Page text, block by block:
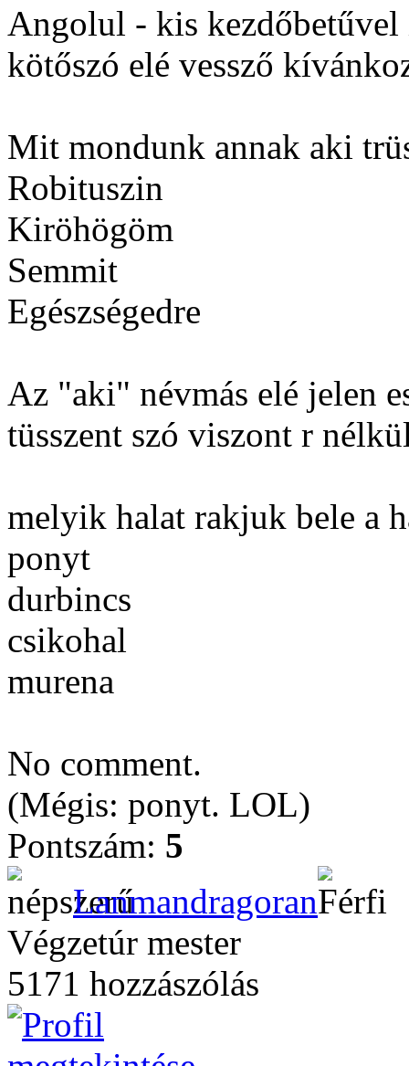
Angolul - kis
kötőszó elé vessző
Mit mondunk annak aki
Robituszin
Kiröhögöm
Semmit
Egészségedre
Az "aki" névmás elé jelen
tüsszent szó viszont r
melyik halat rakjuk bele a
ponyt
durbincs
csikohal
murena
No comment.
(Mégis: ponyt. LOL)
Pontszám: 5
Lanmandragoran
Végzetúr mester
5171 hozzászólás